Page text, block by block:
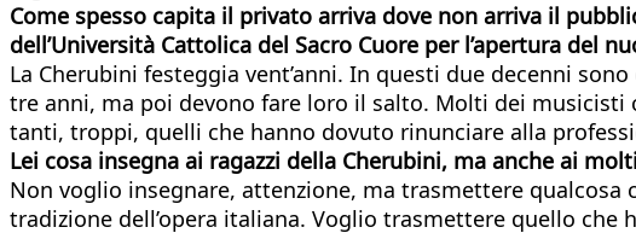
Come spesso capita il privato arriva dove non arriva il
dell’Università Cattolica del Sacro Cuore per l’apertura del
La Cherubini festeggia vent’anni. In questi due decenni
tre anni, ma poi devono fare loro il salto. Molti dei
tanti, troppi, quelli che hanno dovuto rinunciare alla
Lei cosa insegna ai ragazzi della Cherubini, ma anche ai
Non voglio insegnare, attenzione, ma trasmettere qualcosa
tradizione dell’opera italiana. Voglio trasmettere quello